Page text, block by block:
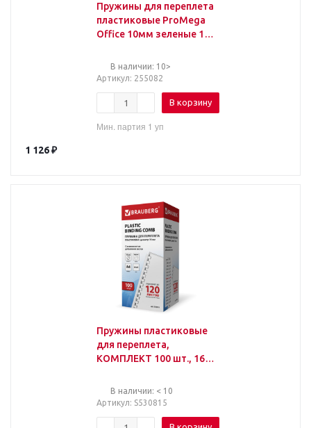
Пружины для переплета
пластиковые ProMega
Office 10мм зеленые 100
В наличии: 10>
Артикул: 255082
В корзину
Мин. партия 1 уп
1 126₽
Пружины пластиковые
для переплета,
КОМПЛЕКТ 100 шт., 16
120 л.), белые, BRAUBER
В наличии: < 10
Артикул: S530815